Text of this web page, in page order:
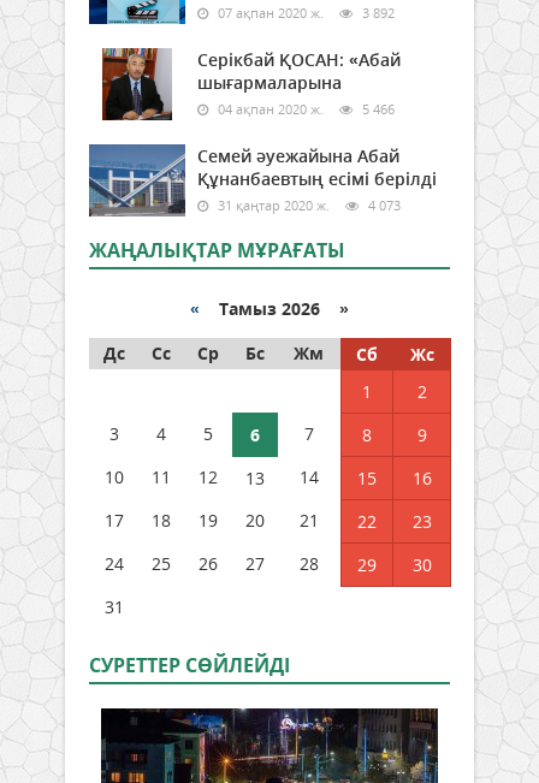
07 ақпан 2020 ж. 3 892
Серікбай ҚОСАН: «Абай
шығармаларына
04 ақпан 2020 ж. 5 466
Семей әуежайына Абай
Құнанбаевтың есімі берілді
31 қаңтар 2020 ж. 4 073
ЖАҢАЛЫҚТАР МҰРАҒАТЫ
« Тамыз 2026 »
Дс
Сс Ср Бс Жм Сб
Жс
1
2
3
4 5 6 7 8
9
10
11 12 13 14 15
16
17
18 19 20 21 22
23
24
25 26 27 28 29
30
31
СУРЕТТЕР СӨЙЛЕЙДI